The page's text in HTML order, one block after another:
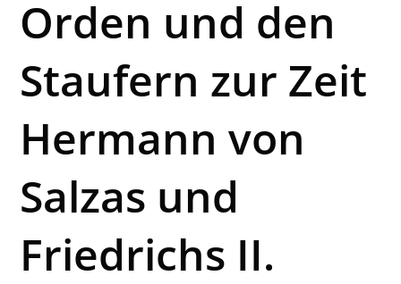
Orden und den
Staufern zur Zeit
Hermann von
Salzas und
Friedrichs II.